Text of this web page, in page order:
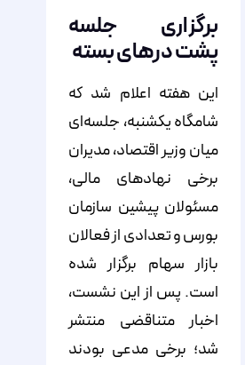
برگزاری جلسه
پشت درهای بسته
این هفته اعلام شد که
شامگاه یکشنبه، جلسه‌ای
میان وزیر اقتصاد، مدیران
برخی نهادهای مالی،
مسئولان پیشین سازمان
بورس و تعدادی از فعالان
بازار سهام برگزار شده
است. پس از این نشست،
اخبار متناقضی منتشر
شد؛ برخی مدعی بودند